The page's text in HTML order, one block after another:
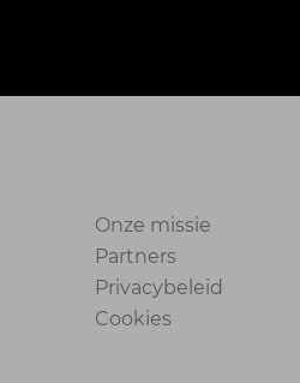
Onze missie
Partners
Privacybeleid
Cookies